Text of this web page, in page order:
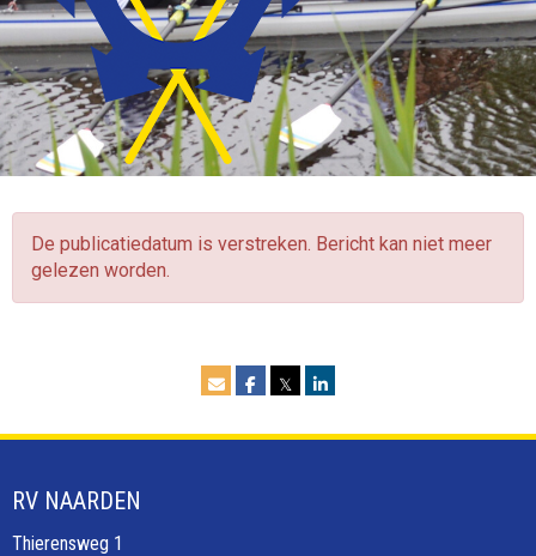
De publicatiedatum is verstreken. Bericht kan niet meer
gelezen worden.
𝕏
RV NAARDEN
Thierensweg 1